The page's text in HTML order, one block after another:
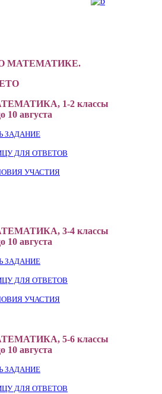
МАТЕМАТИКЕ.
1-2 классы
10 августа
ЗАДАНИЕ
ДЛЯ ОТВЕТОВ
УЧАСТИЯ
3-4 классы
10 августа
ЗАДАНИЕ
ДЛЯ ОТВЕТОВ
УЧАСТИЯ
5-6 классы
10 августа
ЗАДАНИЕ
ДЛЯ ОТВЕТОВ